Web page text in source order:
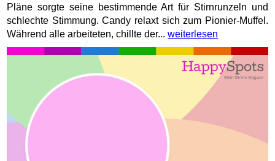
Pläne sorgte seine bestimmende Art für Stirnrunzeln und
schlechte Stimmung. Candy relaxt sich zum Pionier-Muffel.
Während alle arbeiteten, chillte der...weiterlesen